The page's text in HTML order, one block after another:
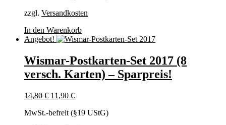
zzgl. Versandkosten
In den Warenkorb
Angebot!
Wismar-Postkarten-Set 2017 (8
versch. Karten) – Sparpreis!
14,80€ Ursprünglicher
war:
11,90 €Aktueller
ist:
MwSt.-befreit (§19 UStG)